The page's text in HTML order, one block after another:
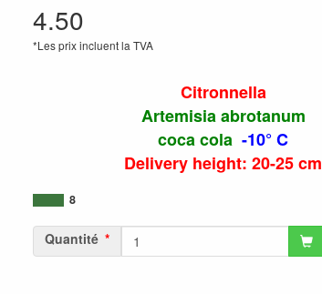
4.50
*Les prix incluent la TVA
Citronnella
Artemisia abrotanum
coca cola -10° C
Delivery height: 20-25 cm
8
Quantité